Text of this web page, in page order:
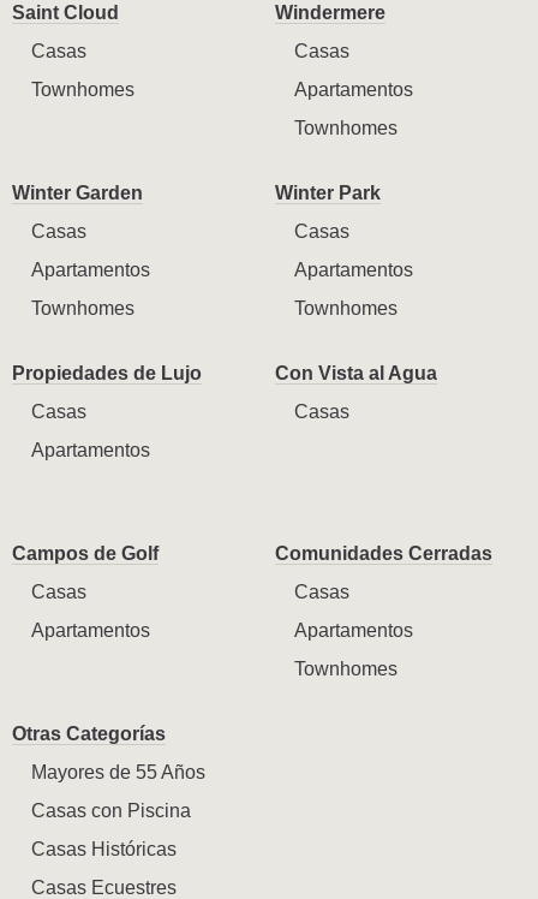
Saint Cloud
Casas
Townhomes
Windermere
Casas
Apartamentos
Townhomes
Winter Garden
Casas
Apartamentos
Townhomes
Winter Park
Casas
Apartamentos
Townhomes
Propiedades de Lujo
Casas
Apartamentos
Con Vista al Agua
Casas
Campos de Golf
Casas
Apartamentos
Comunidades Cerradas
Casas
Apartamentos
Townhomes
Otras Categorías
Mayores de 55 Años
Casas con Piscina
Casas Históricas
Casas Ecuestres